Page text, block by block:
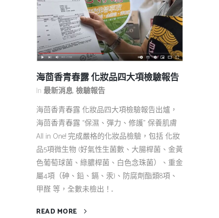
海茴香青春露 化妝品四大項檢驗報告
In 最新消息,檢驗報告
海茴香青春露 化妝品四大項檢驗報告出爐，
海茴香青春露 “保濕、彈力、修護” 保養肌膚
All in One! 完成嚴格的化妝品檢驗，包括 化妝
品5項微生物 (好氣性生菌數、大腸桿菌、金黃
色葡萄球菌、綠膿桿菌、白色念珠菌）、重金
屬4項（砷、鉛、鎘、汞)、防腐劑酯類8項、
甲醛 等，全數未檢出！...
READ MORE